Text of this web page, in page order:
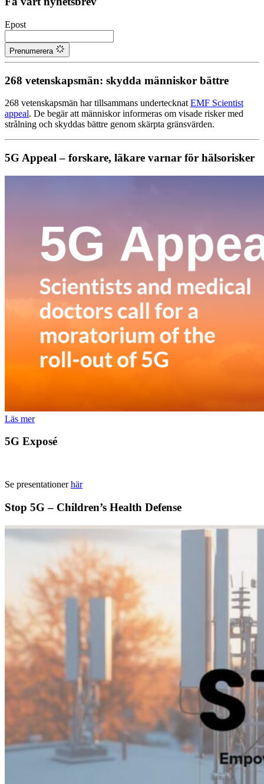
Epost
Prenumerera
268 vetenskapsmän: skydda människor bättre
268 vetenskapsmän har tillsammans undertecknat EMF Scientist
appeal. De begär att människor informeras om visade risker med
strålning och skyddas bättre genom skärpta gränsvärden.
5G Appeal – forskare, läkare varnar för hälsorisker
Läs mer
5G Exposé
Se presentationerhär
Stop 5G – Children’s Health Defense